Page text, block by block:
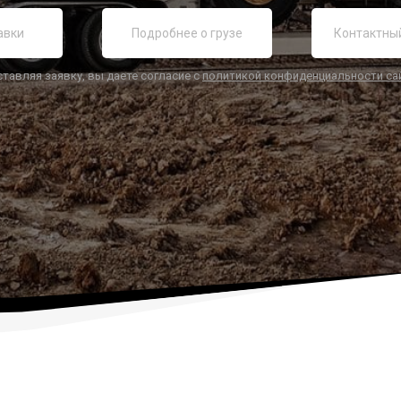
заявку, вы даете согласие сполитикой конфиденциальности